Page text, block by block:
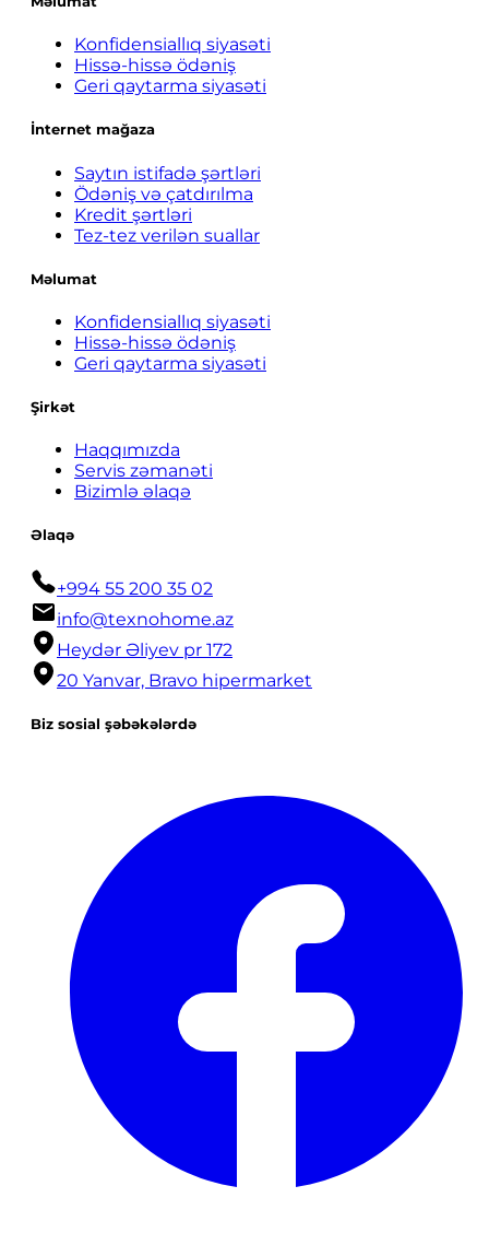
Konfidensiallıq siyasəti
Hissə-hissə ödəniş
Geri qaytarma siyasəti
İnternet mağaza
Saytın istifadə şərtləri
Ödəniş və çatdırılma
Kredit şərtləri
Tez-tez verilən suallar
Məlumat
Konfidensiallıq siyasəti
Hissə-hissə ödəniş
Geri qaytarma siyasəti
Şirkət
Haqqımızda
Servis zəmanəti
Bizimlə əlaqə
Əlaqə
+994 55 200 35 02
info@texnohome.az
Heydər Əliyev pr 172
20 Yanvar, Bravo hipermarket
Biz sosial şəbəkələrdə